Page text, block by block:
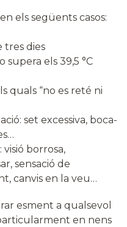
els següents casos:
tres dies
supera els 39,5 °C
quals “no es reté ni
set excessiva, boca-
borrosa,
sensació de
canvis en la veu…
esment a qualsevol
en nens